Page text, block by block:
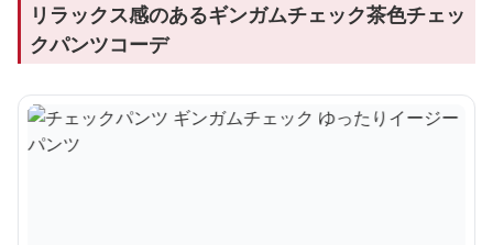
リラックス感のあるギンガムチェック茶色チェッ
クパンツコーデ